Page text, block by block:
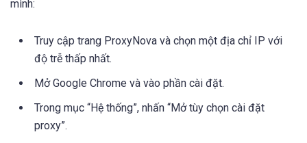
mình:
Truy cập trang ProxyNova và chọn một địa chỉ IP với
độ trễ thấp nhất.
Mở Google Chrome và vào phần cài đặt.
Trong mục “Hệ thống”, nhấn “Mở tùy chọn cài đặt
proxy”.